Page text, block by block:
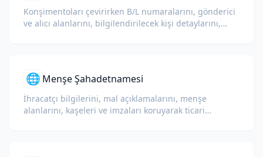
Konşimentoları çevirirken B/L numaralarını, gönderici
ve alıcı alanlarını, bilgilendirilecek kişi detaylarını,
🌐 Menşe Şahadetnamesi
İhracatçı bilgilerini, mal açıklamalarını, menşe
alanlarını, kaşeleri ve imzaları koruyarak ticari